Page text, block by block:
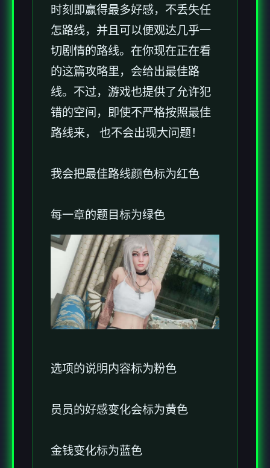
时刻即赢得最多好感，不丢失任
怎路线，并且可以便观达几乎一
切剧情的路线。在你现在正在看
的这篇攻略里，会给出最佳路
线。不过，游戏也提供了允许犯
错的空间，即使不严格按照最佳
路线来， 也不会出现大问题！
我会把最佳路线颜色标为红色
每一章的题目标为绿色
选项的说明内容标为粉色
员员的好感变化会标为黄色
金钱变化标为蓝色